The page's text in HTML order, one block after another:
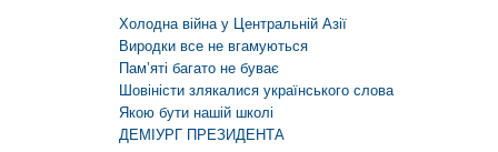
Холодна війна у Центральній Азії
Виродки все не вгамуються
Пам’яті багато не буває
Шовіністи злякалися українського слова
Якою бути нашій школі
ДЕМІУРГ ПРЕЗИДЕНТА